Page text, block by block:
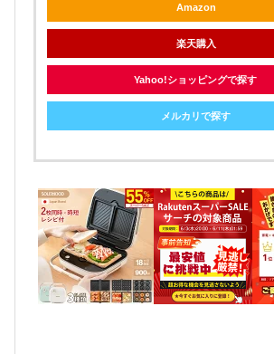
Amazon
楽天購入
Yahoo!ショッピングで探す
メルカリで探す